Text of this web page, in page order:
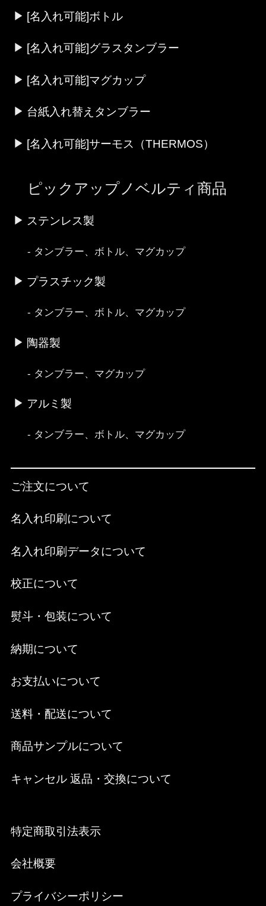
[名入れ可能]ボトル
[名入れ可能]グラスタンブラー
[名入れ可能]マグカップ
台紙入れ替えタンブラー
[名入れ可能]サーモス（THERMOS）
ピックアップノベルティ商品
ステンレス製
タンブラー、ボトル、マグカップ
プラスチック製
タンブラー、ボトル、マグカップ
陶器製
タンブラー、マグカップ
アルミ製
タンブラー、ボトル、マグカップ
ご注文について
名入れ印刷について
名入れ印刷データについて
校正について
熨斗・包装について
納期について
お支払いについて
送料・配送について
商品サンプルについて
キャンセル 返品・交換について
特定商取引法表示
会社概要
プライバシーポリシー